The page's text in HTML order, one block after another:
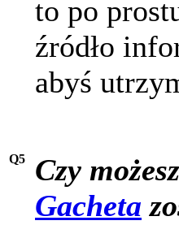
to po
źródło
abyś
Q5
Czy
Gacheta